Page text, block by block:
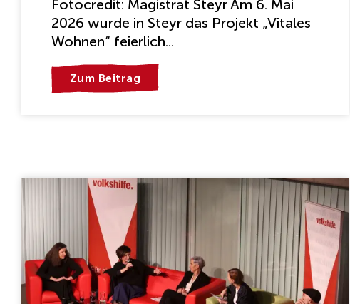
Fotocredit: Magistrat Steyr Am 6. Mai
2026 wurde in Steyr das Projekt „Vitales
Wohnen“ feierlich...
Zum Beitrag